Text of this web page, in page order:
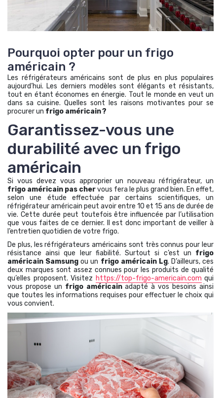
Pourquoi opter pour un frigo
américain ?
Les réfrigérateurs américains sont de plus en plus populaires
aujourd’hui. Les derniers modèles sont élégants et résistants,
tout en étant économes en énergie. Tout le monde en veut un
dans sa cuisine. Quelles sont les raisons motivantes pour se
procurer un frigo américain ?
Garantissez-vous une
durabilité avec un frigo
américain
Si vous devez vous approprier un nouveau réfrigérateur, un
frigo américain pas chervous fera le plus grand bien. En effet,
selon une étude effectuée par certains scientifiques, un
réfrigérateur américain peut avoir entre 10 et 15 ans de durée de
vie. Cette durée peut toutefois être influencée par l’utilisation
que vous faites de ce dernier. Il est donc important de veiller à
l’entretien quotidien de votre frigo.
De plus, les réfrigérateurs américains sont très connus pour leur
résistance ainsi que leur fiabilité. Surtout si c’est un frigo
américain Samsung ou un frigo américain Lg. D’ailleurs, ces
deux marques sont assez connues pour les produits de qualité
qu’elles proposent. Visitez https://top-frigo-americain.com qui
vous propose un frigo américainadapté à vos besoins ainsi
que toutes les informations requises pour effectuer le choix qui
vous convient.